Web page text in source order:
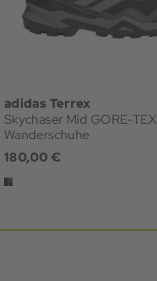
adidas Terrex
Skychaser Mid GORE-
Wanderschuhe
180,00 €